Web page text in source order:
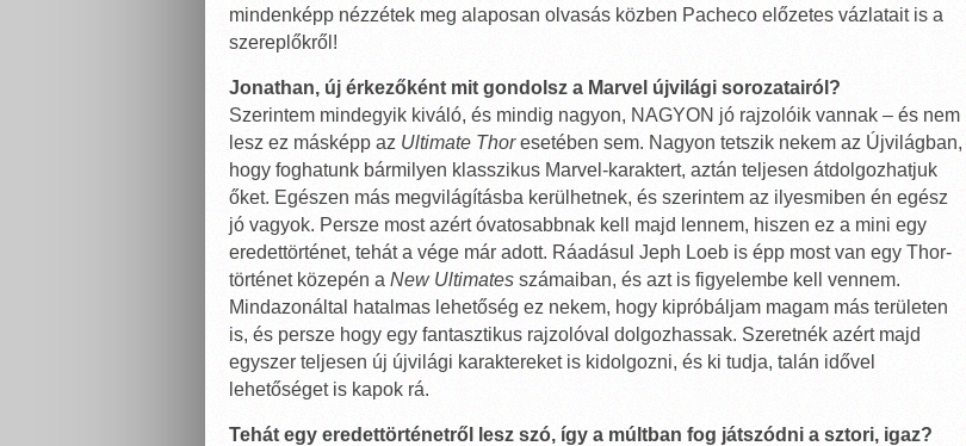
mindenképp nézzétek meg alaposan olvasás közben Pacheco előzetes vázlatait is a
szereplőkről!
Jonathan, új érkezőként mit gondolsz a Marvel újvilági sorozatairól?
Szerintem mindegyik kiváló, és mindig nagyon, NAGYON jó rajzolóik vannak – és nem
lesz ez másképp az Ultimate Thoresetében sem. Nagyon tetszik nekem az Újvilágban,
hogy foghatunk bármilyen klasszikus Marvel-karaktert, aztán teljesen átdolgozhatjuk
őket. Egészen más megvilágításba kerülhetnek, és szerintem az ilyesmiben én egész
jó vagyok. Persze most azért óvatosabbnak kell majd lennem, hiszen ez a mini egy
eredettörténet, tehát a vége már adott. Ráadásul Jeph Loeb is épp most van egy Thor-
történet közepén a New Ultimatesszámaiban, és azt is figyelembe kell vennem.
Mindazonáltal hatalmas lehetőség ez nekem, hogy kipróbáljam magam más területen
is, és persze hogy egy fantasztikus rajzolóval dolgozhassak. Szeretnék azért majd
egyszer teljesen új újvilági karaktereket is kidolgozni, és ki tudja, talán idővel
lehetőséget is kapok rá.
Tehát egy eredettörténetről lesz szó, így a múltban fog játszódni a sztori, igaz?